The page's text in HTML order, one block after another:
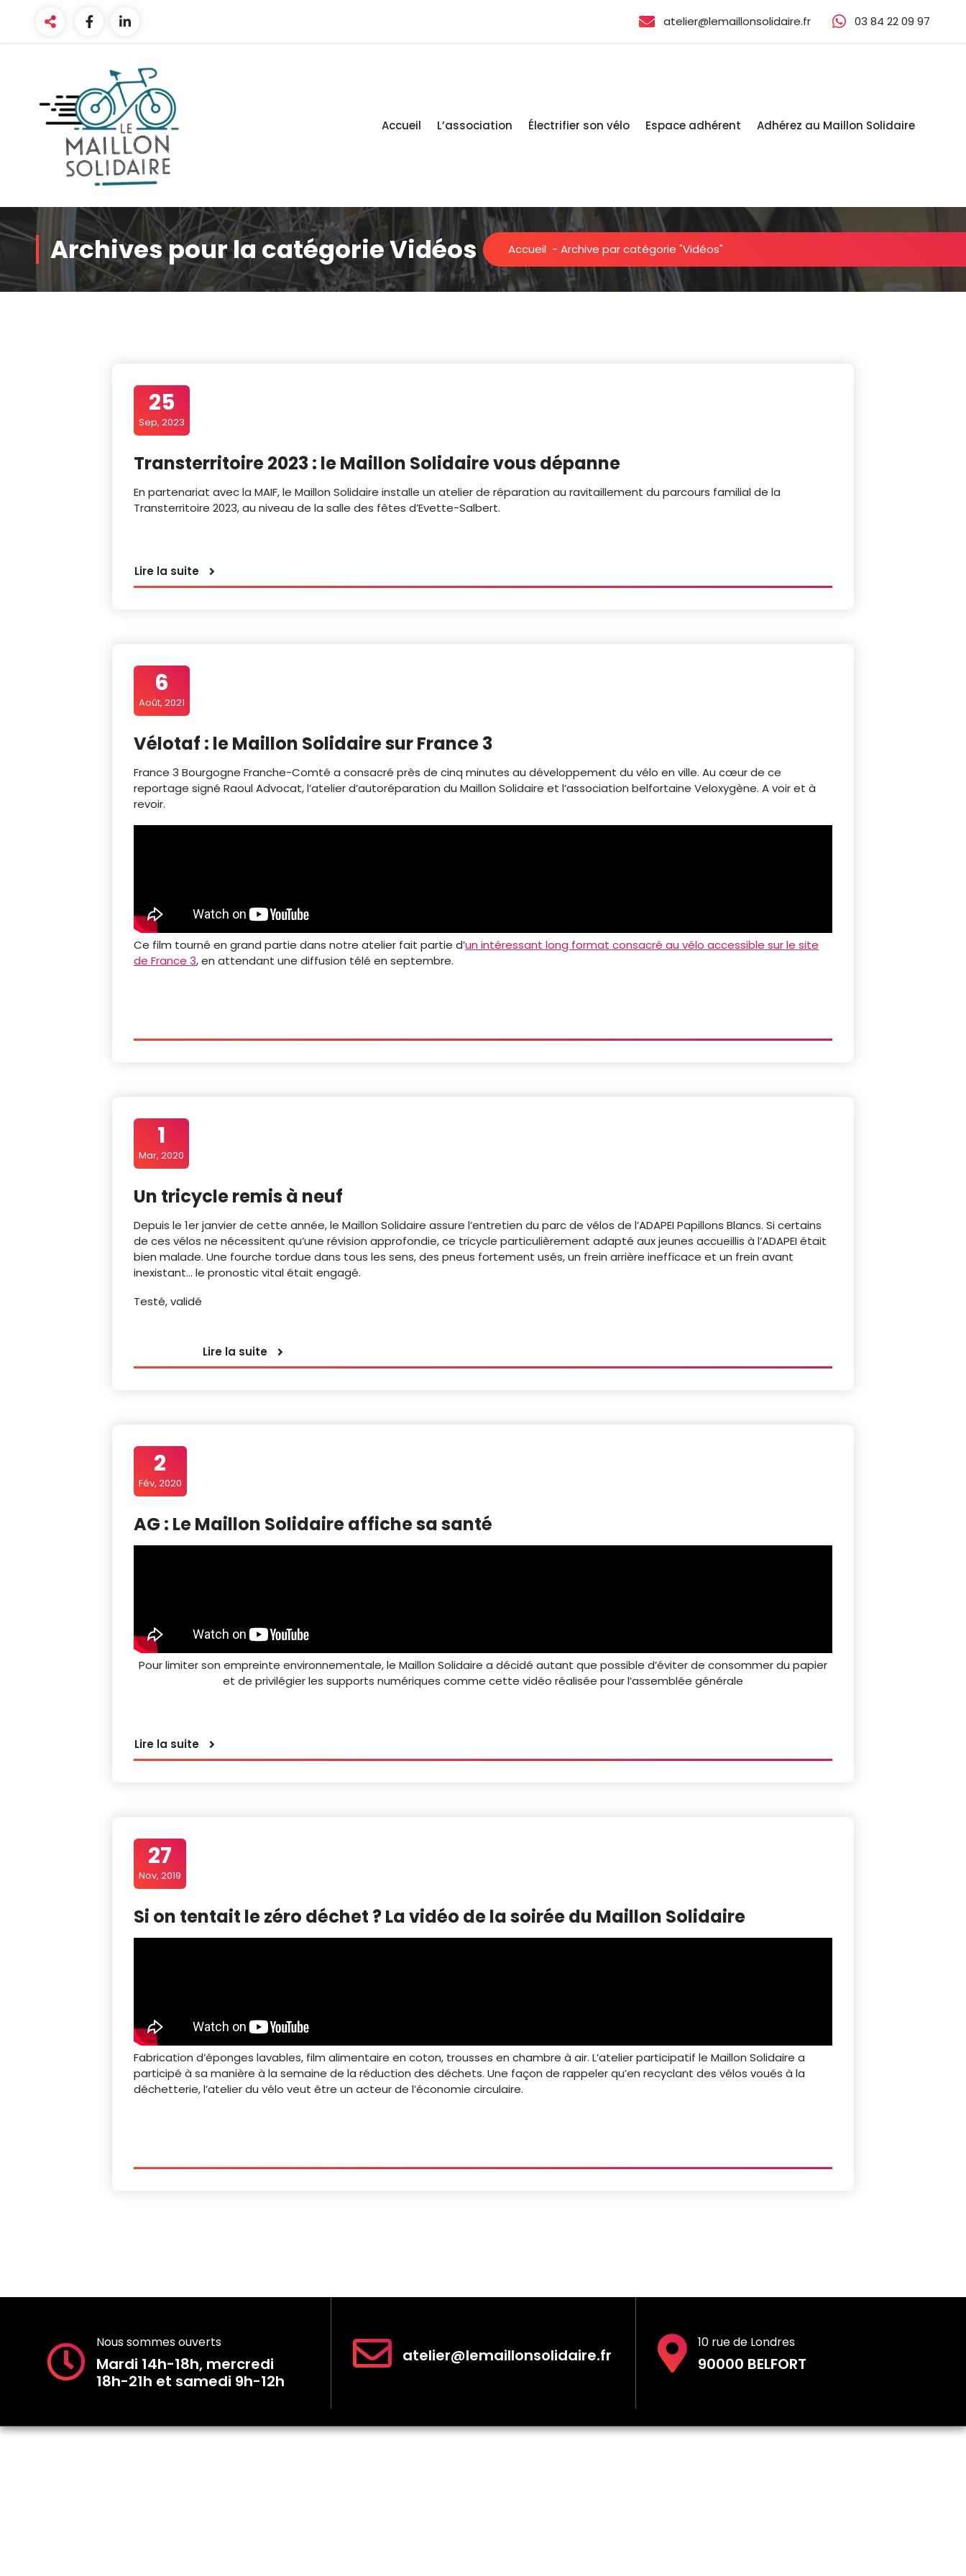
atelier@lemaillonsolidaire.fr 03 84 22 09 97‬
Accueil L’association Électrifier son vélo Espace adhérent Adhérez au Maillon Solidaire
Archives pour la catégorie Vidéos Accueil - Archive par catégorie "Vidéos"
25
Sep, 2023
Transterritoire 2023 : le Maillon Solidaire vous dépanne
En partenariat avec la MAIF, le Maillon Solidaire installe un atelier de réparation au ravitaillement du parcours familial de la
Transterritoire 2023, au niveau de la salle des fêtes d’Evette-Salbert.
Lire la suite
6
Août, 2021
Vélotaf : le Maillon Solidaire sur France 3
France 3 Bourgogne Franche-Comté a consacré près de cinq minutes au développement du vélo en ville. Au cœur de ce
reportage signé Raoul Advocat, l’atelier d’autoréparation du Maillon Solidaire et l’association belfortaine Veloxygène. A voir et à
revoir.
Ce film tourné en grand partie dans notre atelier fait partie d’un intéressant long format consacré au vélo accessible sur le site
de France 3, en attendant une diffusion télé en septembre.
1
Mar, 2020
Un tricycle remis à neuf
Depuis le 1er janvier de cette année, le Maillon Solidaire assure l’entretien du parc de vélos de l’ADAPEI Papillons Blancs. Si certains
de ces vélos ne nécessitent qu’une révision approfondie, ce tricycle particulièrement adapté aux jeunes accueillis à l’ADAPEI était
bien malade. Une fourche tordue dans tous les sens, des pneus fortement usés, un frein arrière inefficace et un frein avant
inexistant… le pronostic vital était engagé.
Testé, validé
Lire la suite
2
Fév, 2020
AG : Le Maillon Solidaire affiche sa santé
Pour limiter son empreinte environnementale, le Maillon Solidaire a décidé autant que possible d’éviter de consommer du papier
et de privilégier les supports numériques comme cette vidéo réalisée pour l’assemblée générale
Lire la suite
27
Nov, 2019
Si on tentait le zéro déchet ? La vidéo de la soirée du Maillon Solidaire
Fabrication d’éponges lavables, film alimentaire en coton, trousses en chambre à air. L’atelier participatif le Maillon Solidaire a
participé à sa manière à la semaine de la réduction des déchets. Une façon de rappeler qu’en recyclant des vélos voués à la
déchetterie, l’atelier du vélo veut être un acteur de l’économie circulaire.
Nous sommes ouverts
Mardi 14h-18h, mercredi
18h-21h et samedi 9h-12h
atelier@lemaillonsolidaire.fr
10 rue de Londres
90000 BELFORT